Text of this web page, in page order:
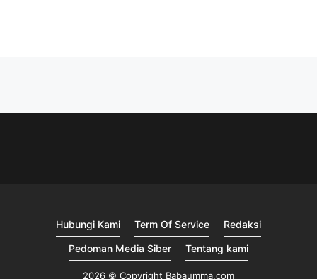
Hubungi Kami Term Of Service
Redaksi
Pedoman Media Siber
Tentang kami
2026 © Copyright Babaumma.com